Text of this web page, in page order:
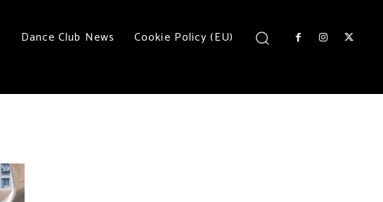
Dance Club News Cookie Policy (EU)